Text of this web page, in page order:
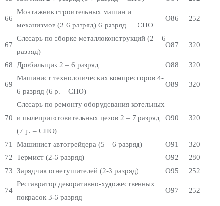
66
Монтажник строительных машин и
механизмов (2-6 разряд) 6-разряд — СПО
О86 252
67
Слесарь по сборке металлоконструкций (2 – 6
разряд)
О87 320
68 Дробильщик 2 – 6 разряд О88 320
69
Машинист технологических компрессоров 4-
6 разряд (6 р. – СПО)
О89 320
70
Слесарь по ремонту оборудования котельных
и пылеприготовительных цехов 2 – 7 разряд
(7 р. – СПО)
О90 320
71 Машинист автогрейдера (5 – 6 разряд) О91
320
72 Термист (2-6 разряд) О92
280
73 Зарядчик огнетушителей (2-3 разряд) О95 252
74
Реставратор декоративно-художественных
покрасок 3-6 разряд
О97 252